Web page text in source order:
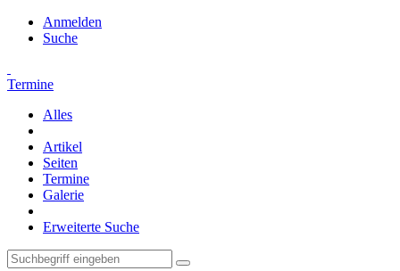
Anmelden
Suche
Termine
Alles
Artikel
Seiten
Termine
Galerie
Erweiterte Suche